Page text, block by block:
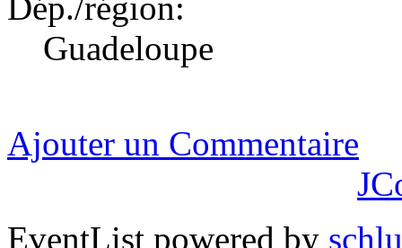
Dép./région:
Guadeloupe
Ajouter un Commentaire
EventList powered by